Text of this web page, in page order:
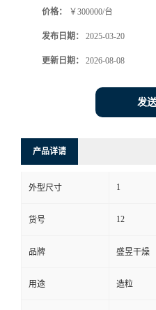
价格： ￥300000/台
发布日期： 2025-03-20
更新日期： 2026-08-08
发
产品详请
外型尺寸 1
货号 12
品牌 盛昱干燥
用途 造粒